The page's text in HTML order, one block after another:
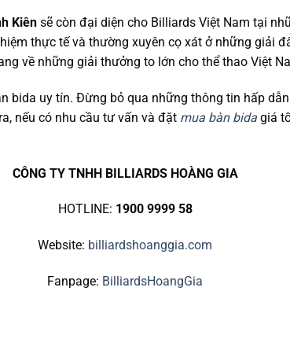
Kiên sẽ còn đại diện cho Billiards Việt Nam tại
thực tế và thường xuyên cọ xát ở những giải
về những giải thưởng to lớn cho thể thao Việt
bida uy tín. Đừng bỏ qua những thông tin hấp
nếu có nhu cầu tư vấn và đặt mua bàn bida giá
CÔNG TY TNHH BILLIARDS HOÀNG GIA
HOTLINE: 1900 9999 58
Website: billiardshoanggia.com
Fanpage: BilliardsHoangGia